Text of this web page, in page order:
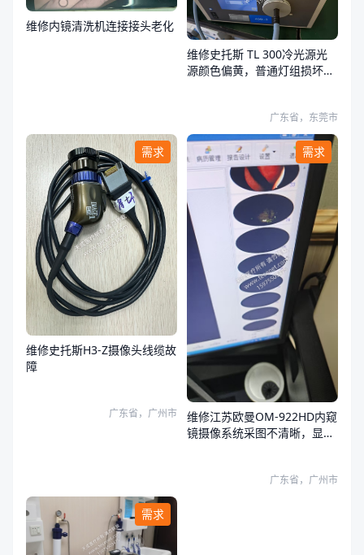
维修内镜清洗机连接接头老化
维修史托斯 TL 300冷光源光
源颜色偏黄，普通灯组损坏，
广东省，东莞市
需求
维修史托斯H3-Z摄像头线缆故
障
广东省，广州市
需求
维修江苏欧曼OM-922HD内窥
镜摄像系统采图不清晰，显示
广东省，广州市
需求